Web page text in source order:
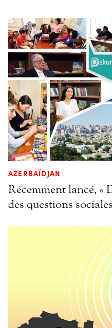
AZERBAÏDJAN
Récemment lancé, «
des questions